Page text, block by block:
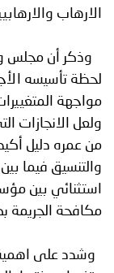
الارهاب
وذكر أن مجلس
لحظة تأسيسه
مواجهة
ولعل الانجازات
من عمره دليل
والتنسيق فيما
استثنائي بين
مكافحة الجريمة
وشدد على اهمية